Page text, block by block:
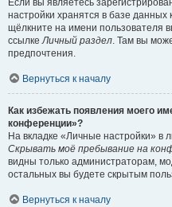
Если вы являетесь
настройки хранятся в базе
щёлкните на имени пользователя
ссылкеЛичный раздел. Там вы
предпочтения.
Вернуться к началу
Как избежать появления моего
конференции»?
На вкладке «Личные настройки»
Скрывать моё пребывание на
видны только администраторам,
остальных вы будете скрытым
Вернуться к началу